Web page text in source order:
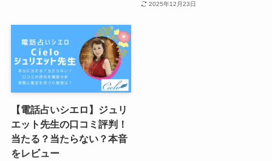
2025年12月23日
【電話占いシエロ】ジュリ
エット先生の口コミ評判！
当たる？当たらない？本音
をレビュー